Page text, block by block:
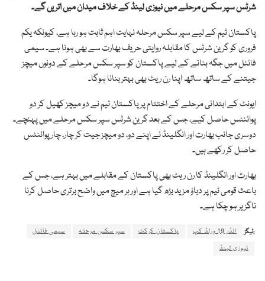
شرٹس سپر سکس مرحلے میں نیوزی لینڈ کے خلاف میدان میں اتریں گے۔
پاکستان ٹیم کے لیے سپر سکس مرحلہ نہایت اہم ثابت ہو رہا ہے، کیونکہ یکم
فروری کو گرین شرٹس کا مقابلہ روایتی حریف بھارت سے بھی ہونا ہے۔ سیمی
فائنل میں جگہ بنانے کے لیے پاکستان کو سپر سکس مرحلے کے دونوں میچز
جیتنے کے ساتھ ساتھ اپنا رن ریٹ بھی بہتر بنانا ہوگا۔
ایونٹ کے ابتدائی مرحلے کے اختتام پر پاکستان ٹیم نے دو میچز کھیل کر دو
پوائنٹس حاصل کیے، جس کے بعد گرین شرٹس سپر سکس مرحلے میں پہنچے۔
دوسری جانب بھارت اور انگلینڈ نے اپنے دو، دو میچز جیت کر چار، چار پوائنٹس
حاصل کر رکھے ہیں۔
بھارت اور انگلینڈ کا رن ریٹ بھی پاکستان کے مقابلے میں بہتر ہے، جس کے
باعث قومی ٹیم پر دباؤ مزید بڑھ گیا ہے اور ہر میچ میں واضح برتری حاصل کرنا
ناگزیر ہو چکا ہے۔
ٹیگز: انڈر 19 ورلڈ کپ پاکستان کرکٹ سپر سکس مرحلہ
سیمی فائنل
نیوزی لینڈ